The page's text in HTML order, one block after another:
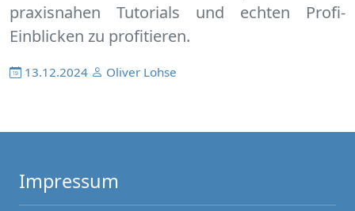
praxisnahen Tutorials und echten Profi-
Einblicken zu profitieren.
13.12.2024 Oliver Lohse
Impressum